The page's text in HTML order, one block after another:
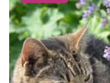
Zahrada
Design